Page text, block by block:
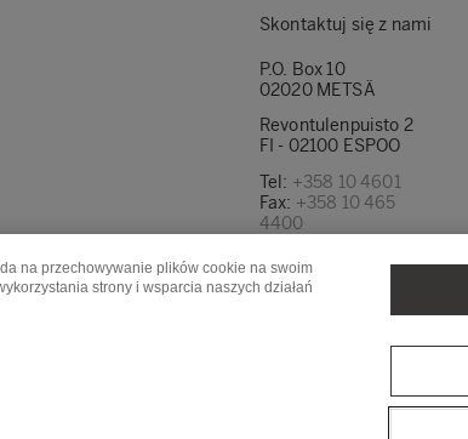
Skontaktuj się z nami
P.O. Box 10
02020 METSÄ
Revontulenpuisto 2
FI - 02100 ESPOO
Tel: +358 10 4601
Fax: +358 10 465
4400
Znajdź nasze adresy
e-mail tutaj
na przechowywanie plików cookie na swoim
strony i wsparcia naszych działań